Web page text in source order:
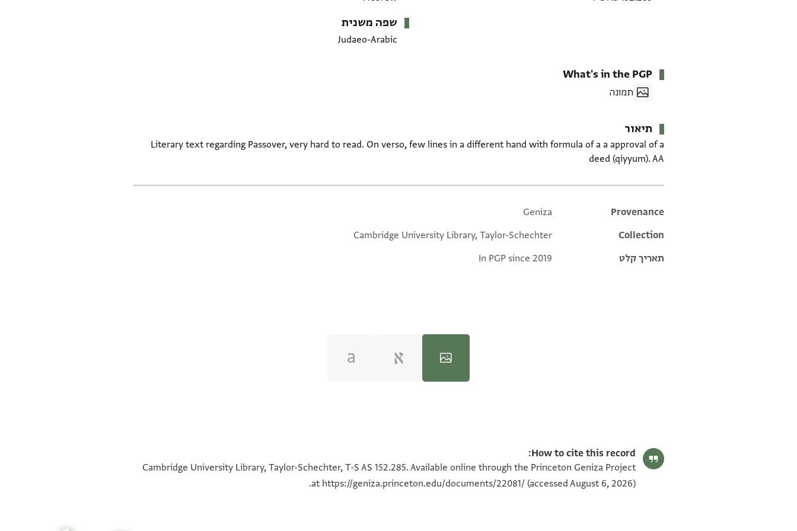
שפה משנית
Judaeo-Arabic
What's in the PGP
תמונה
תיאור
Literary text regarding Passover, very hard to read. On verso, few lines in a different hand with formula of a a approval of a
deed (qiyyum). AA
Additional metadata
Provenance
Geniza
Collection
Cambridge University Library, Taylor-Schechter
תאריך קלט
In PGP since 2019
How to cite this record:
Cambridge University Library, Taylor-Schechter, T-S AS 152.285. Available online through the Princeton Geniza Project
at https://geniza.princeton.edu/documents/22081/ (accessed August 6, 2026).